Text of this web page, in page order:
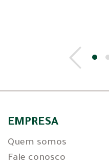
EMPRESA
Quem somos
Fale conosco